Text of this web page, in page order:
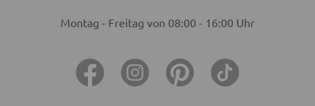
Montag - Freitag von 08:00 - 16:00 Uhr